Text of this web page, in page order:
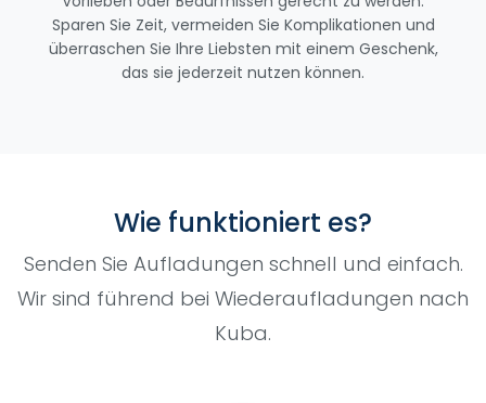
Sparen Sie Zeit, vermeiden Sie Komplikationen und
überraschen Sie Ihre Liebsten mit einem Geschenk,
das sie jederzeit nutzen können.
Wie funktioniert es?
Senden Sie Aufladungen schnell und einfach.
Wir sind führend bei Wiederaufladungen nach
Kuba.